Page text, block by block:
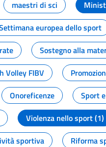
maestri di sci
europea dello sport
Sostegno alla
Volley FIBV
Onoreficenze
Sport
Violenza nello sport (1)
sportiva
Riforma